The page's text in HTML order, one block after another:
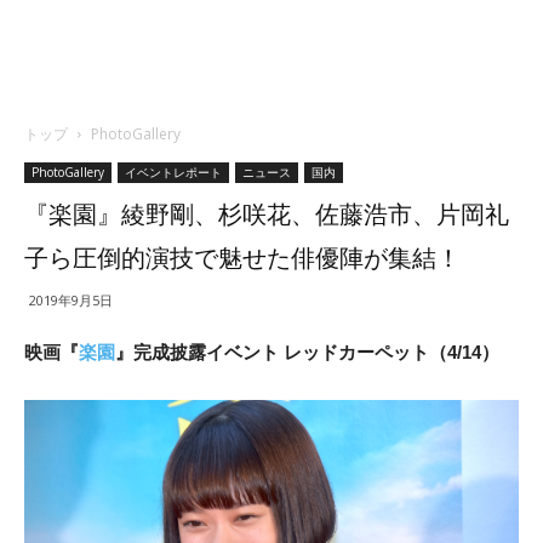
トップ PhotoGallery
PhotoGallery イベントレポート ニュース 国内
『楽園』綾野剛、杉咲花、佐藤浩市、片岡礼
子ら圧倒的演技で魅せた俳優陣が集結！
2019年9月5日
映画『楽園 』完成披露イベント レッドカーペット（4/14）